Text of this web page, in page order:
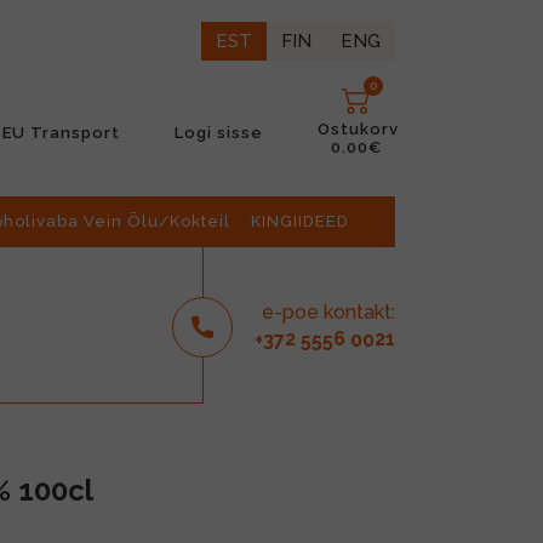
EST FIN ENG
EU Transport Logi sisse
0
Ostukorv
0.00€
Vein Õlu/Kokteil KINGIIDEED
e-poe kontakt:
+372 5556 0021
100cl